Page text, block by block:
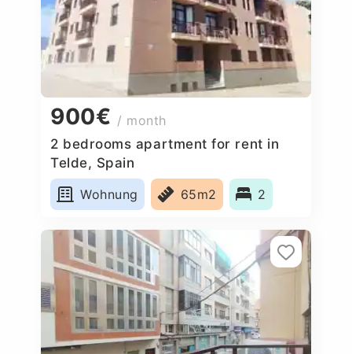
900€ / month
2 bedrooms apartment for rent in
Telde, Spain
Wohnung
65m2 2